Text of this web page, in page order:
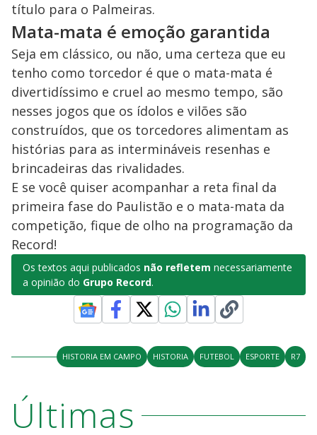
título para o Palmeiras.
Mata-mata é emoção garantida
Seja em clássico, ou não, uma certeza que eu
tenho como torcedor é que o mata-mata é
divertidíssimo e cruel ao mesmo tempo, são
nesses jogos que os ídolos e vilões são
construídos, que os torcedores alimentam as
histórias para as intermináveis resenhas e
brincadeiras das rivalidades.
E se você quiser acompanhar a reta final da
primeira fase do Paulistão e o mata-mata da
competição, fique de olho na programação da
Record!
Os textos aqui publicados não refletem necessariamente
a opinião do Grupo Record.
HISTORIA EM CAMPO HISTORIA FUTEBOL ESPORTE R7
Últimas